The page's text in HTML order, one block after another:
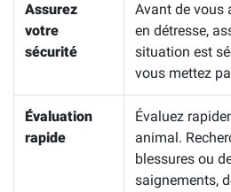
Assurez
votre
sécurité
Avant de vous
en détresse,
situation est
vous mettez
Évaluation
rapide
Évaluez
animal.
blessures ou
saignements,